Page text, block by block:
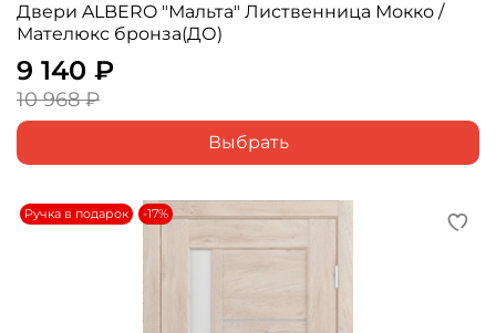
Двери ALBERO "Мальта" Лиственница Мокко /
Мателюкс бронза(ДО)
9 140 ₽
10 968 ₽
Выбрать
Ручка в подарок -17%